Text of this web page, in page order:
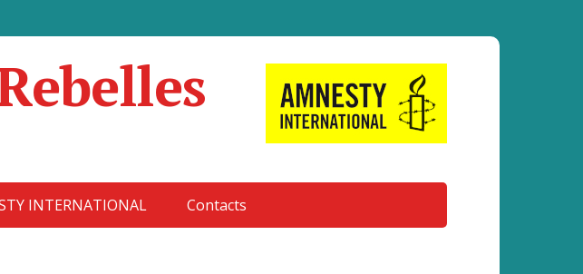
INTERNATIONAL Contacts